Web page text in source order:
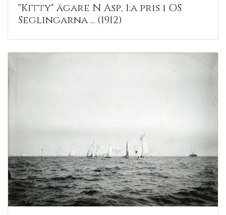
"Kitty" ägare N Asp, 1:a pris i OS
Seglingarna ... (1912)